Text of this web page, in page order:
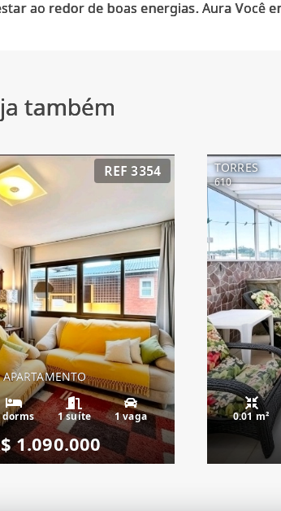
também
REF 3354
APARTAMENTO
dorms 1 suíte 1 vaga
1.090.000
TORRES
610
0.01 m²